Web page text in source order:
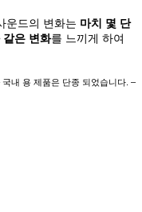
운드의 변화는 마치 몇 단
같은 변화를 느끼게 하여
국내 용 제품은 단종 되었습니다. –